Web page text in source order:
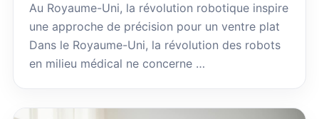
Au Royaume-Uni, la révolution robotique inspire
une approche de précision pour un ventre plat
Dans le Royaume-Uni, la révolution des robots
en milieu médical ne concerne …